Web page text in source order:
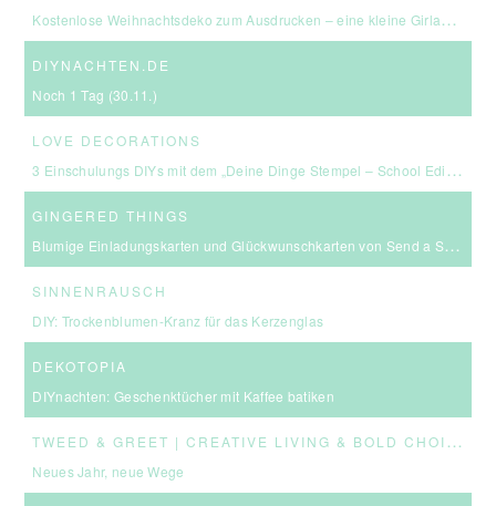
Kostenlose Weihnachtsdeko zum Ausdrucken – eine kleine Girlande für euer Zuhause ☆
DIYNACHTEN.DE
Noch 1 Tag (30.11.)
LOVE DECORATIONS
3 Einschulungs DIYs mit dem „Deine Dinge Stempel – School Edition“ #BackToSchool + Gewinnspiel
GINGERED THINGS
Blumige Einladungskarten und Glückwunschkarten von Send a Smile
SINNENRAUSCH
DIY: Trockenblumen-Kranz für das Kerzenglas
DEKOTOPIA
DIYnachten: Geschenktücher mit Kaffee batiken
T
WEED & GREET | CREATIVE LIVING & BOLD CHOICES
Neues Jahr, neue Wege